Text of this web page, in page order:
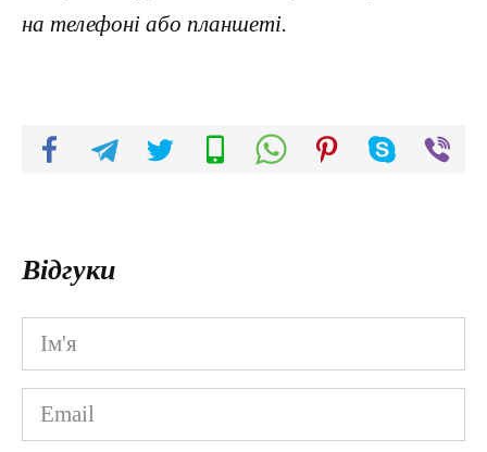
на телефоні або планшеті.
Відгуки
Ім'я
*
Email
*